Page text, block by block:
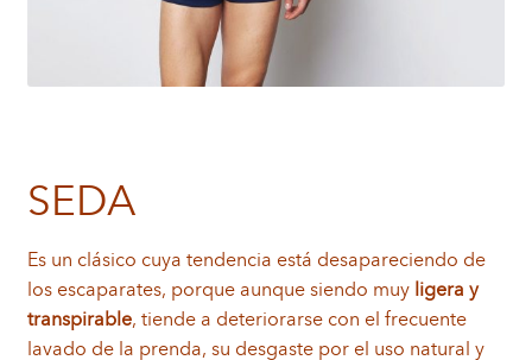
SEDA
Es un clásico cuya tendencia está desapareciendo de
los escaparates, porque aunque siendo muyligera y
transpirable, tiende a deteriorarse con el frecuente
lavado de la prenda, su desgaste por el uso natural y